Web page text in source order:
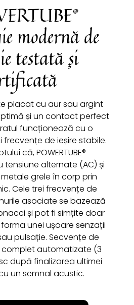
modernă de
testată și
placat cu aur sau argint
și un contact perfect
funcționează cu o
frecvențe de ieșire stabile.
că, POWERTUBE®
alternate (AC) și
grele în corp prin
Cele trei frecvențe de
asociate se bazează
și pot fi simțite doar
unei ușoare senzații
pulsație. Secvențe de
automatizate (3
după finalizarea ultimei
un semnal acustic.